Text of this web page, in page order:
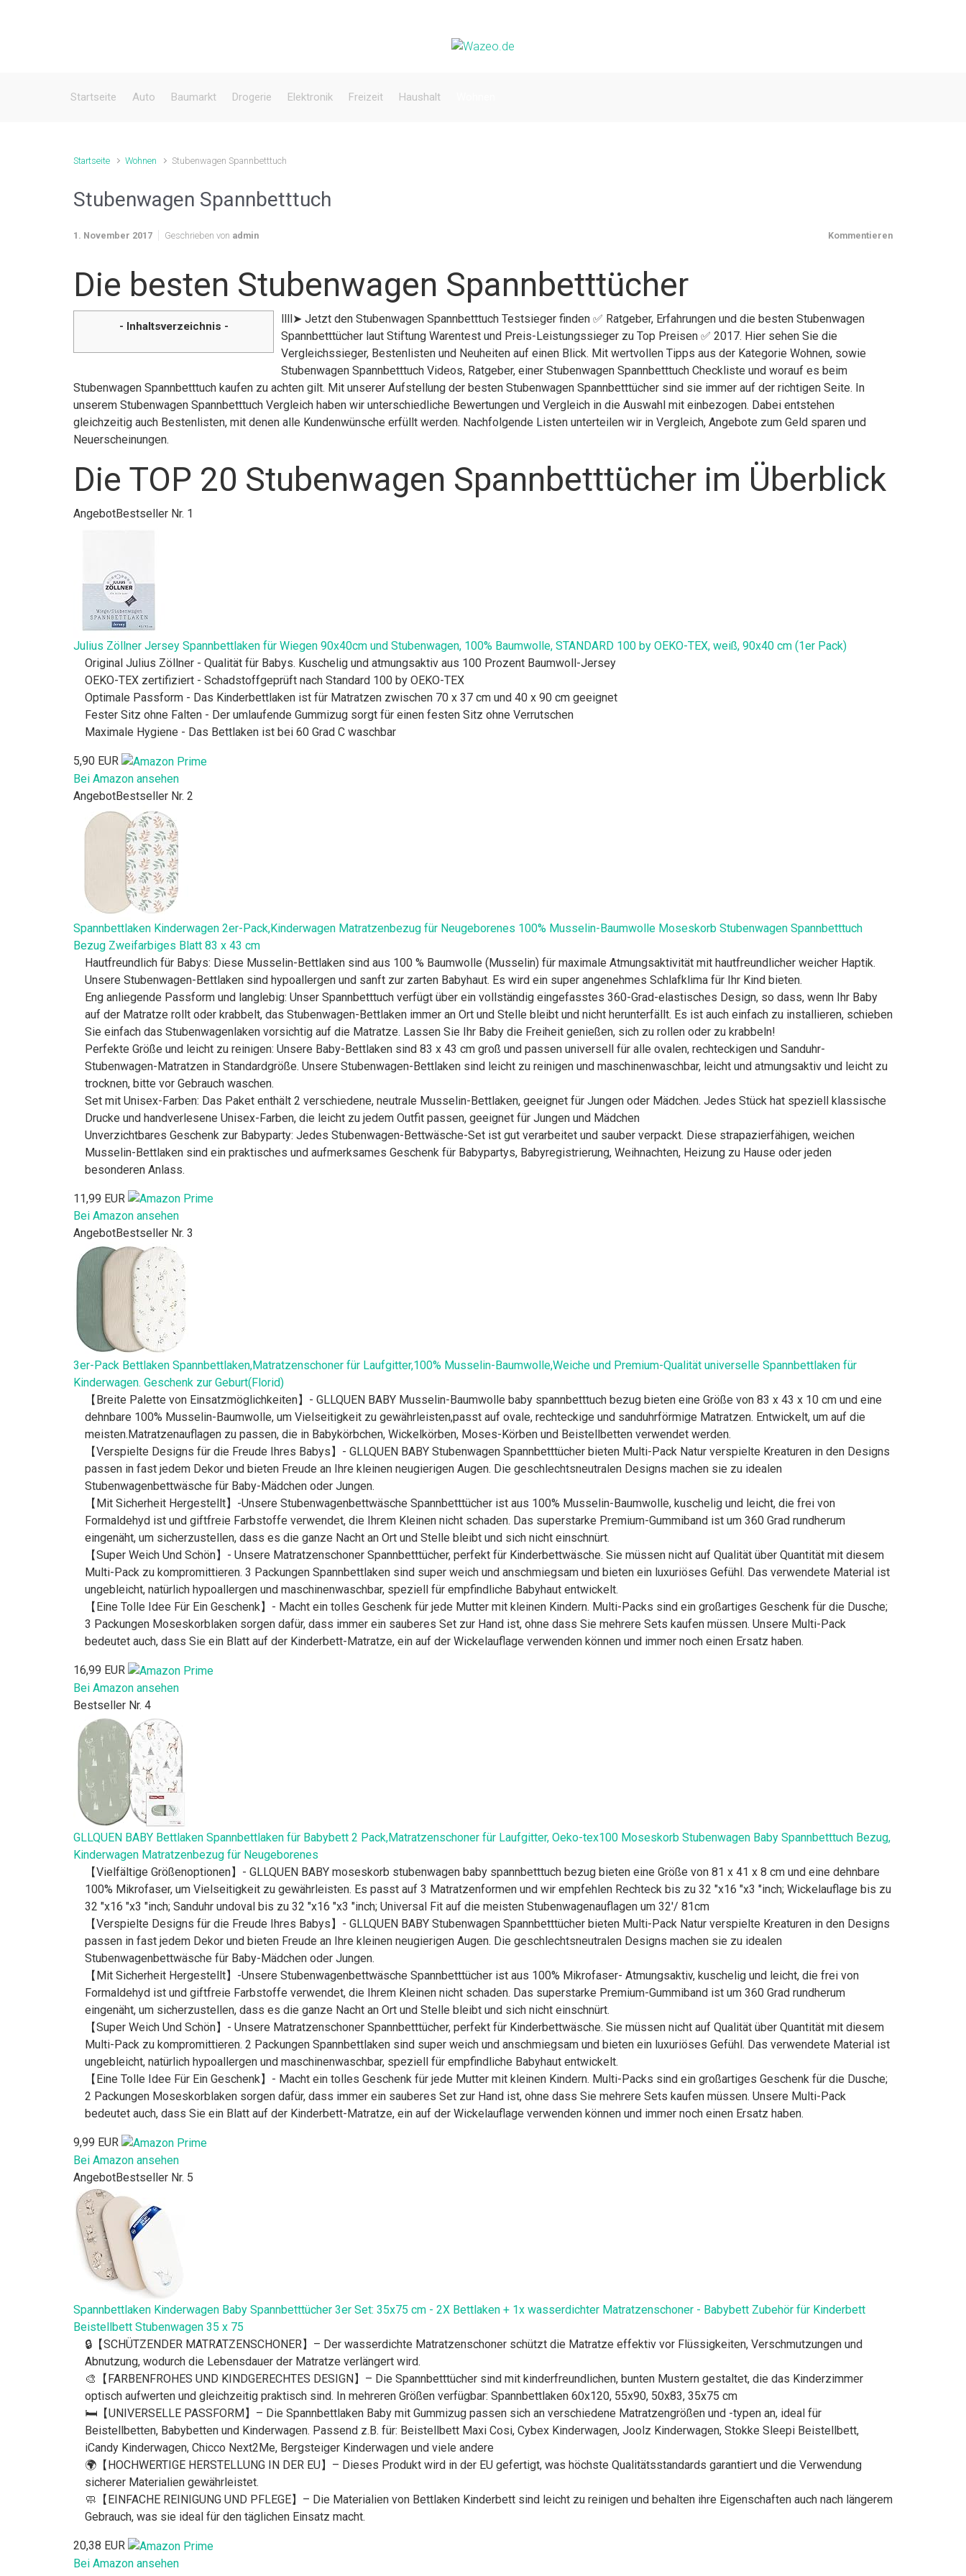
Startseite Auto Baumarkt Drogerie Elektronik Freizeit Haushalt
Startseite Wohnen Stubenwagen Spannbetttuch
Stubenwagen Spannbetttuch
1. November 2017 Geschrieben von admin Kommentieren
Die besten Stubenwagen Spannbetttücher
- Inhaltsverzeichnis -
llll➤ Jetzt den Stubenwagen Spannbetttuch Testsieger finden ✅ Ratgeber, Erfahrungen und die besten Stubenwagen
Spannbetttücher laut Stiftung Warentest und Preis-Leistungssieger zu Top Preisen ✅ 2017. Hier sehen Sie die
Vergleichssieger, Bestenlisten und Neuheiten auf einen Blick. Mit wertvollen Tipps aus der Kategorie Wohnen, sowie
Stubenwagen Spannbetttuch Videos, Ratgeber, einer Stubenwagen Spannbetttuch Checkliste und worauf es beim
Stubenwagen Spannbetttuch kaufen zu achten gilt. Mit unserer Aufstellung der besten Stubenwagen Spannbetttücher sind sie immer auf der richtigen Seite. In
unserem Stubenwagen Spannbetttuch Vergleich haben wir unterschiedliche Bewertungen und Vergleich in die Auswahl mit einbezogen. Dabei entstehen
gleichzeitig auch Bestenlisten, mit denen alle Kundenwünsche erfüllt werden. Nachfolgende Listen unterteilen wir in Vergleich, Angebote zum Geld sparen und
Neuerscheinungen.
Die TOP 20 Stubenwagen Spannbetttücher im Überblick
AngebotBestseller Nr. 1
Julius Zöllner Jersey Spannbettlaken für Wiegen 90x40cm und Stubenwagen, 100% Baumwolle, STANDARD 100 by OEKO-TEX, weiß, 90x40 cm (1er Pack)
Original Julius Zöllner - Qualität für Babys. Kuschelig und atmungsaktiv aus 100 Prozent Baumwoll-Jersey
OEKO-TEX zertifiziert - Schadstoffgeprüft nach Standard 100 by OEKO-TEX
Optimale Passform - Das Kinderbettlaken ist für Matratzen zwischen 70 x 37 cm und 40 x 90 cm geeignet
Fester Sitz ohne Falten - Der umlaufende Gummizug sorgt für einen festen Sitz ohne Verrutschen
Maximale Hygiene - Das Bettlaken ist bei 60 Grad C waschbar
5,90 EUR
Bei Amazon ansehen
AngebotBestseller Nr. 2
Spannbettlaken Kinderwagen 2er-Pack,Kinderwagen Matratzenbezug für Neugeborenes 100% Musselin-Baumwolle Moseskorb Stubenwagen Spannbetttuch
Bezug Zweifarbiges Blatt 83 x 43 cm
Hautfreundlich für Babys: Diese Musselin-Bettlaken sind aus 100 % Baumwolle (Musselin) für maximale Atmungsaktivität mit hautfreundlicher weicher Haptik.
Unsere Stubenwagen-Bettlaken sind hypoallergen und sanft zur zarten Babyhaut. Es wird ein super angenehmes Schlafklima für Ihr Kind bieten.
Eng anliegende Passform und langlebig: Unser Spannbetttuch verfügt über ein vollständig eingefasstes 360-Grad-elastisches Design, so dass, wenn Ihr Baby
auf der Matratze rollt oder krabbelt, das Stubenwagen-Bettlaken immer an Ort und Stelle bleibt und nicht herunterfällt. Es ist auch einfach zu installieren, schieben
Sie einfach das Stubenwagenlaken vorsichtig auf die Matratze. Lassen Sie Ihr Baby die Freiheit genießen, sich zu rollen oder zu krabbeln!
Perfekte Größe und leicht zu reinigen: Unsere Baby-Bettlaken sind 83 x 43 cm groß und passen universell für alle ovalen, rechteckigen und Sanduhr-
Stubenwagen-Matratzen in Standardgröße. Unsere Stubenwagen-Bettlaken sind leicht zu reinigen und maschinenwaschbar, leicht und atmungsaktiv und leicht zu
trocknen, bitte vor Gebrauch waschen.
Set mit Unisex-Farben: Das Paket enthält 2 verschiedene, neutrale Musselin-Bettlaken, geeignet für Jungen oder Mädchen. Jedes Stück hat speziell klassische
Drucke und handverlesene Unisex-Farben, die leicht zu jedem Outfit passen, geeignet für Jungen und Mädchen
Unverzichtbares Geschenk zur Babyparty: Jedes Stubenwagen-Bettwäsche-Set ist gut verarbeitet und sauber verpackt. Diese strapazierfähigen, weichen
Musselin-Bettlaken sind ein praktisches und aufmerksames Geschenk für Babypartys, Babyregistrierung, Weihnachten, Heizung zu Hause oder jeden
besonderen Anlass.
11,99 EUR
Bei Amazon ansehen
AngebotBestseller Nr. 3
3er-Pack Bettlaken Spannbettlaken,Matratzenschoner für Laufgitter,100% Musselin-Baumwolle,Weiche und Premium-Qualität universelle Spannbettlaken für
Kinderwagen. Geschenk zur Geburt(Florid)
【Breite Palette von Einsatzmöglichkeiten】- GLLQUEN BABY Musselin-Baumwolle baby spannbetttuch bezug bieten eine Größe von 83 x 43 x 10 cm und eine
dehnbare 100% Musselin-Baumwolle, um Vielseitigkeit zu gewährleisten,passt auf ovale, rechteckige und sanduhrförmige Matratzen. Entwickelt, um auf die
meisten.Matratzenauflagen zu passen, die in Babykörbchen, Wickelkörben, Moses-Körben und Beistellbetten verwendet werden.
【Verspielte Designs für die Freude Ihres Babys】- GLLQUEN BABY Stubenwagen Spannbetttücher bieten Multi-Pack Natur verspielte Kreaturen in den Designs
passen in fast jedem Dekor und bieten Freude an Ihre kleinen neugierigen Augen. Die geschlechtsneutralen Designs machen sie zu idealen
Stubenwagenbettwäsche für Baby-Mädchen oder Jungen.
【Mit Sicherheit Hergestellt】-Unsere Stubenwagenbettwäsche Spannbetttücher ist aus 100% Musselin-Baumwolle, kuschelig und leicht, die frei von
Formaldehyd ist und giftfreie Farbstoffe verwendet, die Ihrem Kleinen nicht schaden. Das superstarke Premium-Gummiband ist um 360 Grad rundherum
eingenäht, um sicherzustellen, dass es die ganze Nacht an Ort und Stelle bleibt und sich nicht einschnürt.
【Super Weich Und Schön】- Unsere Matratzenschoner Spannbetttücher, perfekt für Kinderbettwäsche. Sie müssen nicht auf Qualität über Quantität mit diesem
Multi-Pack zu kompromittieren. 3 Packungen Spannbettlaken sind super weich und anschmiegsam und bieten ein luxuriöses Gefühl. Das verwendete Material ist
ungebleicht, natürlich hypoallergen und maschinenwaschbar, speziell für empfindliche Babyhaut entwickelt.
【Eine Tolle Idee Für Ein Geschenk】- Macht ein tolles Geschenk für jede Mutter mit kleinen Kindern. Multi-Packs sind ein großartiges Geschenk für die Dusche;
3 Packungen Moseskorblaken sorgen dafür, dass immer ein sauberes Set zur Hand ist, ohne dass Sie mehrere Sets kaufen müssen. Unsere Multi-Pack
bedeutet auch, dass Sie ein Blatt auf der Kinderbett-Matratze, ein auf der Wickelauflage verwenden können und immer noch einen Ersatz haben.
16,99 EUR
Bei Amazon ansehen
Bestseller Nr. 4
GLLQUEN BABY Bettlaken Spannbettlaken für Babybett 2 Pack,Matratzenschoner für Laufgitter, Oeko-tex100 Moseskorb Stubenwagen Baby Spannbetttuch Bezug,
Kinderwagen Matratzenbezug für Neugeborenes
【Vielfältige Größenoptionen】- GLLQUEN BABY moseskorb stubenwagen baby spannbetttuch bezug bieten eine Größe von 81 x 41 x 8 cm und eine dehnbare
100% Mikrofaser, um Vielseitigkeit zu gewährleisten. Es passt auf 3 Matratzenformen und wir empfehlen Rechteck bis zu 32 "x16 "x3 "inch; Wickelauflage bis zu
32 "x16 "x3 "inch; Sanduhr undoval bis zu 32 "x16 "x3 "inch; Universal Fit auf die meisten Stubenwagenauflagen um 32'/ 81cm
【Verspielte Designs für die Freude Ihres Babys】- GLLQUEN BABY Stubenwagen Spannbetttücher bieten Multi-Pack Natur verspielte Kreaturen in den Designs
passen in fast jedem Dekor und bieten Freude an Ihre kleinen neugierigen Augen. Die geschlechtsneutralen Designs machen sie zu idealen
Stubenwagenbettwäsche für Baby-Mädchen oder Jungen.
【Mit Sicherheit Hergestellt】-Unsere Stubenwagenbettwäsche Spannbetttücher ist aus 100% Mikrofaser- Atmungsaktiv, kuschelig und leicht, die frei von
Formaldehyd ist und giftfreie Farbstoffe verwendet, die Ihrem Kleinen nicht schaden. Das superstarke Premium-Gummiband ist um 360 Grad rundherum
eingenäht, um sicherzustellen, dass es die ganze Nacht an Ort und Stelle bleibt und sich nicht einschnürt.
【Super Weich Und Schön】- Unsere Matratzenschoner Spannbetttücher, perfekt für Kinderbettwäsche. Sie müssen nicht auf Qualität über Quantität mit diesem
Multi-Pack zu kompromittieren. 2 Packungen Spannbettlaken sind super weich und anschmiegsam und bieten ein luxuriöses Gefühl. Das verwendete Material ist
ungebleicht, natürlich hypoallergen und maschinenwaschbar, speziell für empfindliche Babyhaut entwickelt.
【Eine Tolle Idee Für Ein Geschenk】- Macht ein tolles Geschenk für jede Mutter mit kleinen Kindern. Multi-Packs sind ein großartiges Geschenk für die Dusche;
2 Packungen Moseskorblaken sorgen dafür, dass immer ein sauberes Set zur Hand ist, ohne dass Sie mehrere Sets kaufen müssen. Unsere Multi-Pack
bedeutet auch, dass Sie ein Blatt auf der Kinderbett-Matratze, ein auf der Wickelauflage verwenden können und immer noch einen Ersatz haben.
9,99 EUR
Bei Amazon ansehen
AngebotBestseller Nr. 5
Spannbettlaken Kinderwagen Baby Spannbetttücher 3er Set: 35x75 cm - 2X Bettlaken + 1x wasserdichter Matratzenschoner - Babybett Zubehör für Kinderbett
Beistellbett Stubenwagen 35 x 75
🔒【SCHÜTZENDER MATRATZENSCHONER】– Der wasserdichte Matratzenschoner schützt die Matratze effektiv vor Flüssigkeiten, Verschmutzungen und
Abnutzung, wodurch die Lebensdauer der Matratze verlängert wird.
🎨【FARBENFROHES UND KINDGERECHTES DESIGN】– Die Spannbetttücher sind mit kinderfreundlichen, bunten Mustern gestaltet, die das Kinderzimmer
optisch aufwerten und gleichzeitig praktisch sind. In mehreren Größen verfügbar: Spannbettlaken 60x120, 55x90, 50x83, 35x75 cm
🛏️【UNIVERSELLE PASSFORM】– Die Spannbettlaken Baby mit Gummizug passen sich an verschiedene Matratzengrößen und -typen an, ideal für
Beistellbetten, Babybetten und Kinderwagen. Passend z.B. für: Beistellbett Maxi Cosi, Cybex Kinderwagen, Joolz Kinderwagen, Stokke Sleepi Beistellbett,
iCandy Kinderwagen, Chicco Next2Me, Bergsteiger Kinderwagen und viele andere
🌍【HOCHWERTIGE HERSTELLUNG IN DER EU】– Dieses Produkt wird in der EU gefertigt, was höchste Qualitätsstandards garantiert und die Verwendung
sicherer Materialien gewährleistet.
🧼【EINFACHE REINIGUNG UND PFLEGE】– Die Materialien von Bettlaken Kinderbett sind leicht zu reinigen und behalten ihre Eigenschaften auch nach längerem
Gebrauch, was sie ideal für den täglichen Einsatz macht.
20,38 EUR
Bei Amazon ansehen